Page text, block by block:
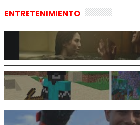
ENTRETENIMIENTO